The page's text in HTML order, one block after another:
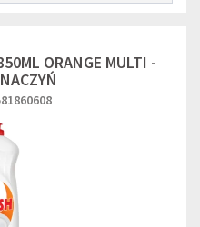
ORANGE MULTI -